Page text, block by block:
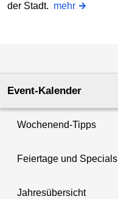
der Stadt. mehr
Event-Kalender
Wochenend-Tipps
Feiertage und Specials
Jahresübersicht